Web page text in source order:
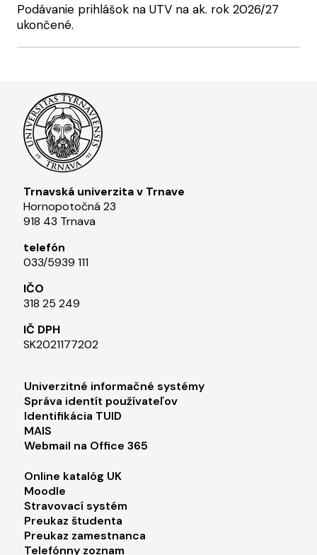
Podávanie prihlášok na UTV na ak. rok 2026/27
ukončené.
Trnavská univerzita v Trnave
Hornopotočná 23
918 43 Trnava
telefón
033/5939 111​
IČO
318 25 249
IČ DPH
SK2021177202​
Footer menu 1
Univerzitné informačné systémy
Správa identít používateľov
Identifikácia TUID
MAIS
Webmail na Office 365
Footer menu 2
Online katalóg UK
Moodle
Stravovací systém
Preukaz študenta
Preukaz zamestnanca
Telefónny zoznam